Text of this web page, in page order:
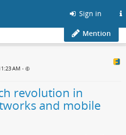
Sign in
Mention
AM •
revolution in
and mobile